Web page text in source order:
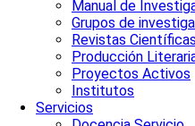
Manual de
Grupos de
Revistas Científicas
Producción
Proyectos Activos
Institutos
Servicios